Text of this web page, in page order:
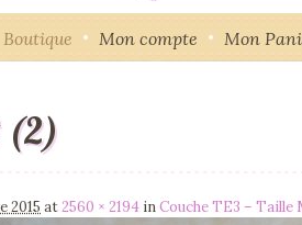
Boutique Mon compte Mon
(2)
2015 at2560 × 2194 inCouche TE3 – Taille